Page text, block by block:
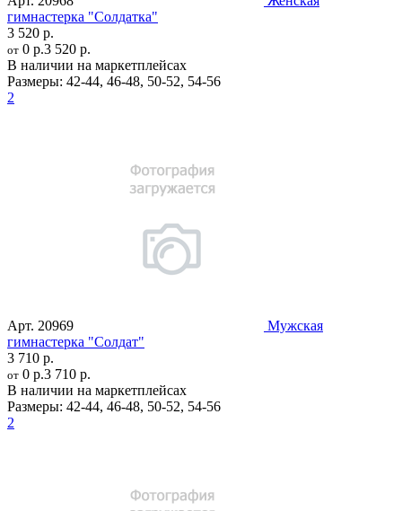
гимнастерка "Солдатка"
3 520 р.
от 0 р.3 520 р.
В наличии на маркетплейсах
Размеры: 42-44, 46-48, 50-52, 54-56
2
Арт. 20969
Мужская
гимнастерка "Солдат"
3 710 р.
от 0 р.3 710 р.
В наличии на маркетплейсах
Размеры: 42-44, 46-48, 50-52, 54-56
2